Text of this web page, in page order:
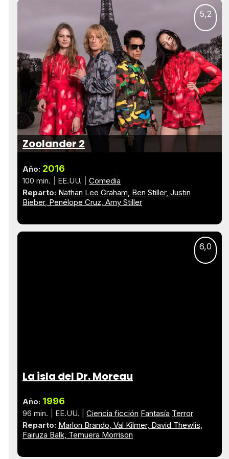
5,2
Zoolander 2
Año: 2016
100 min. EE.UU.
Comedia
Reparto: Nathan Lee Graham Ben Stiller Justin
Bieber Penélope Cruz Amy Stiller
6,0
La isla del Dr. Moreau
Año: 1996
96 min. EE.UU. Ciencia ficción Fantasía Terror
Reparto: Marlon Brando Val Kilmer David Thewlis
Fairuza Balk Temuera Morrison